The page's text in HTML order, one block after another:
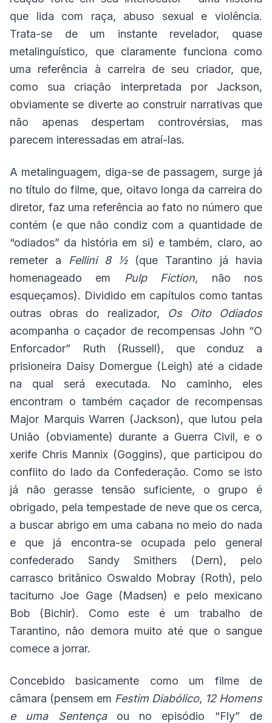
que lida com raça, abuso sexual e violência.
Trata-se de um instante revelador, quase
metalinguístico, que claramente funciona como
uma referência à carreira de seu criador, que,
como sua criação interpretada por Jackson,
obviamente se diverte ao construir narrativas que
não apenas despertam controvérsias, mas
parecem interessadas em atraí-las.
A metalinguagem, diga-se de passagem, surge já
no título do filme, que, oitavo longa da carreira do
diretor, faz uma referência ao fato no número que
contém (e que não condiz com a quantidade de
“odiados” da história em si) e também, claro, ao
remeter a Fellini 8 ½ (que Tarantino já havia
homenageado em Pulp Fiction, não nos
esqueçamos). Dividido em capítulos como tantas
outras obras do realizador,
Os Oito Odiados
acompanha o caçador de recompensas John “O
Enforcador” Ruth (Russell), que conduz a
prisioneira Daisy Domergue (Leigh) até a cidade
na qual será executada. No caminho, eles
encontram o também caçador de recompensas
Major Marquis Warren (Jackson), que lutou pela
União (obviamente) durante a Guerra Civil, e o
xerife Chris Mannix (Goggins), que participou do
conflito do lado da Confederação. Como se isto
já não gerasse tensão suficiente, o grupo é
obrigado, pela tempestade de neve que os cerca,
a buscar abrigo em uma cabana no meio do nada
e que já encontra-se ocupada pelo general
confederado Sandy Smithers (Dern), pelo
carrasco britânico Oswaldo Mobray (Roth), pelo
taciturno Joe Gage (Madsen) e pelo mexicano
Bob (Bichir). Como este é um trabalho de
Tarantino, não demora muito até que o sangue
comece a jorrar.
Concebido basicamente como um filme de
câmara (pensem em Festim Diabólico, 12 Homens
e uma Sentençaou no episódio “Fly” de